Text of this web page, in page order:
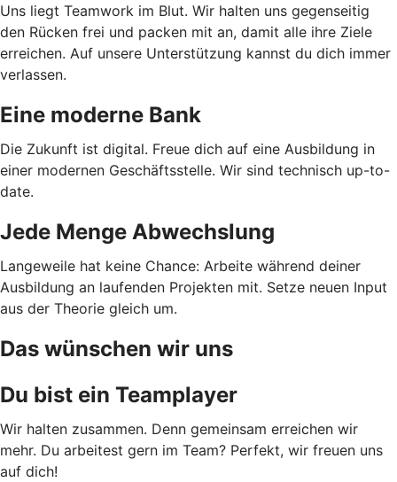
Uns liegt Teamwork im Blut. Wir halten uns gegenseitig
den Rücken frei und packen mit an, damit alle ihre Ziele
erreichen. Auf unsere Unterstützung kannst du dich immer
verlassen.
Eine moderne Bank
Die Zukunft ist digital. Freue dich auf eine Ausbildung in
einer modernen Geschäftsstelle. Wir sind technisch up-to-
date.
Jede Menge Abwechslung
Langeweile hat keine Chance: Arbeite während deiner
Ausbildung an laufenden Projekten mit. Setze neuen Input
aus der Theorie gleich um.
Das wünschen wir uns
Du bist ein Teamplayer
Wir halten zusammen. Denn gemeinsam erreichen wir
mehr. Du arbeitest gern im Team? Perfekt, wir freuen uns
auf dich!